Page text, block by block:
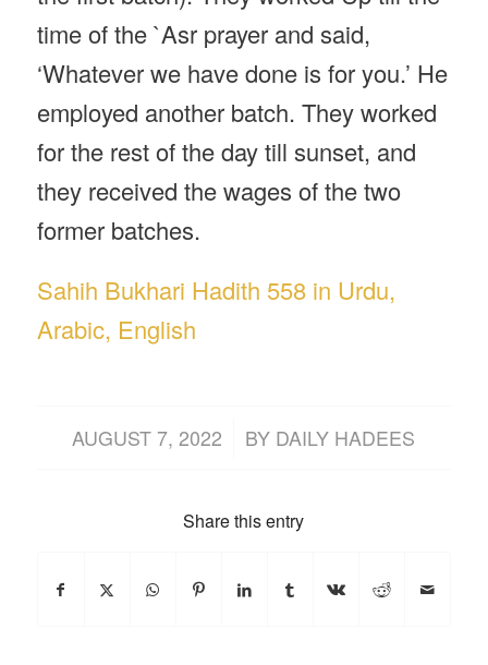
time of the `Asr prayer and said,
‘Whatever we have done is for you.’ He
employed another batch. They worked
for the rest of the day till sunset, and
they received the wages of the two
former batches.
Sahih Bukhari Hadith 558 in Urdu,
Arabic, English
AUGUST 7, 2022
/ BY DAILY HADEES
Share this entry